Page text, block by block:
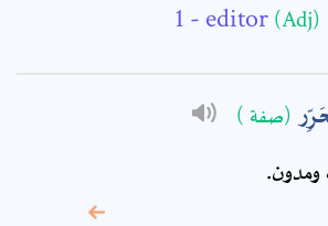
- editor (Adj)
(صفة )
ومدون.